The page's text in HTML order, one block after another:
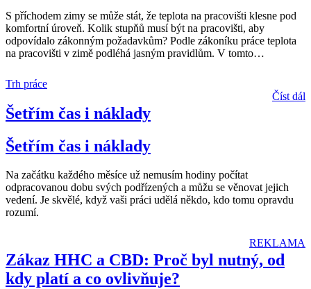
S příchodem zimy se může stát, že teplota na pracovišti klesne pod
komfortní úroveň. Kolik stupňů musí být na pracovišti, aby
odpovídalo zákonným požadavkům? Podle zákoníku práce teplota
na pracovišti v zimě podléhá jasným pravidlům. V tomto…
Trh práce
Číst dál
Šetřím čas i náklady
Šetřím čas i náklady
Na začátku každého měsíce už nemusím hodiny počítat
odpracovanou dobu svých podřízených a můžu se věnovat jejich
vedení. Je skvělé, když vaši práci udělá někdo, kdo tomu opravdu
rozumí.
REKLAMA
Zákaz HHC a CBD: Proč byl nutný, od
kdy platí a co ovlivňuje?